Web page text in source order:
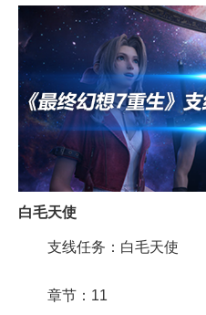
白毛天使
支线任务：白毛天使
章节：11